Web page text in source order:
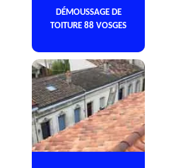
DÉMOUSSAGE DE
TOITURE 88 VOSGES